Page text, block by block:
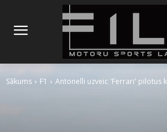
Sākums F1 Antonelli uzveic 'Ferrari' pilotus